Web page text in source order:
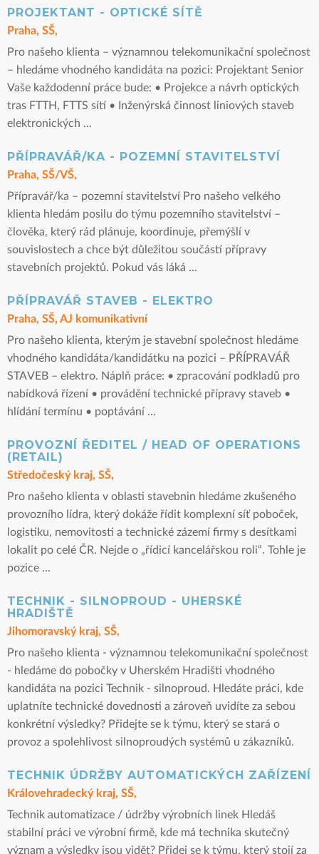
PROJEKTANT - OPTICKÉ SÍTĚ
Praha, SŠ,
Pro našeho klienta – významnou telekomunikační společnost
– hledáme vhodného kandidáta na pozici: Projektant Senior
Vaše každodenní práce bude: • Projekce a návrh optických
tras FTTH, FTTS sítí • Inženýrská činnost liniových staveb
elektronických ...
PŘÍPRAVÁŘ/KA - POZEMNÍ STAVITELSTVÍ
Praha, SŠ/VŠ,
Přípravář/ka – pozemní stavitelství Pro našeho velkého
klienta hledám posilu do týmu pozemního stavitelství –
člověka, který rád plánuje, koordinuje, přemýšlí v
souvislostech a chce být důležitou součástí přípravy
stavebních projektů. Pokud vás láká ...
PŘÍPRAVÁŘ STAVEB - ELEKTRO
Praha, SŠ, AJ komunikativní
Pro našeho klienta, kterým je stavební společnost hledáme
vhodného kandidáta/kandidátku na pozici – PŘÍPRAVÁŘ
STAVEB – elektro. Náplň práce: • zpracování podkladů pro
nabídková řízení • provádění technické přípravy staveb •
hlídání termínu • poptávání ...
PROVOZNÍ ŘEDITEL / HEAD OF OPERATIONS
(RETAIL)
Středočeský kraj, SŠ,
Pro našeho klienta v oblasti stavebnin hledáme zkušeného
provozního lídra, který dokáže řídit komplexní síť poboček,
logistiku, nemovitosti a technické zázemí firmy s desítkami
lokalit po celé ČR. Nejde o „řídicí kancelářskou roli“. Tohle je
pozice ...
TECHNIK - SILNOPROUD - UHERSKÉ
HRADIŠTĚ
Jihomoravský kraj, SŠ,
Pro našeho klienta - významnou telekomunikační společnost
- hledáme do pobočky v Uherském Hradišti vhodného
kandidáta na pozici Technik - silnoproud. Hledáte práci, kde
uplatníte technické dovednosti a zároveň uvidíte za sebou
konkrétní výsledky? Přidejte se k týmu, který se stará o
provoz a spolehlivost silnoproudých systémů u zákazníků.
TECHNIK ÚDRŽBY AUTOMATICKÝCH ZAŘÍZENÍ
Královehradecký kraj, SŠ,
Technik automatizace / údržby výrobních linek Hledáš
stabilní práci ve výrobní firmě, kde má technika skutečný
význam a výsledky jsou vidět? Přidej se k týmu, který stojí za